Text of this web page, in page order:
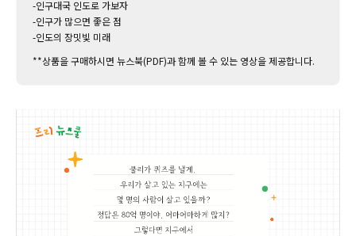
-인구대국 인도로 가보자
-인구가 많으면 좋은 점
-인도의 장밋빛 미래
**상품을 구매하시면 뉴스북(PDF)과 함께 볼 수 있는 영상을 제공합니다.